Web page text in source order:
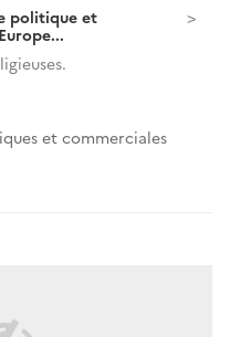
politique et
et commerciales